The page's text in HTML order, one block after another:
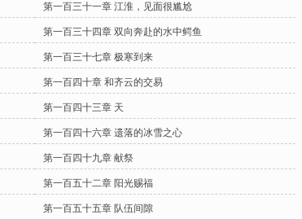
第一百三十一章 江淮，见面很尴尬
第一百三十四章 双向奔赴的水中鳄鱼
第一百三十七章 极寒到来
第一百四十章 和齐云的交易
第一百四十三章 天
第一百四十六章 遗落的冰雪之心
第一百四十九章 献祭
第一百五十二章 阳光赐福
第一百五十五章 队伍间隙